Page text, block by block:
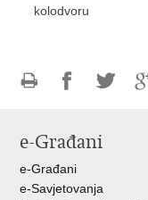
kolodvoru
FacebookuTwitteru
e-Građani
e-Građani
e-Savjetovanja